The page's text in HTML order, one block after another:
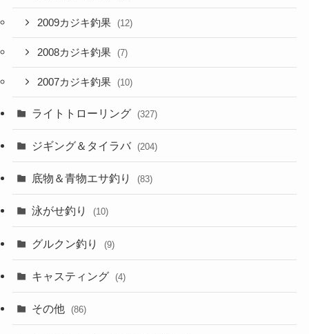
2009カジキ釣果 (12)
2008カジキ釣果 (7)
2007カジキ釣果 (10)
ライトトローリング (327)
ジギング＆タイラバ (204)
底物＆青物エサ釣り (83)
泳がせ釣り (10)
グルクン釣り (9)
キャスティング (4)
その他 (86)